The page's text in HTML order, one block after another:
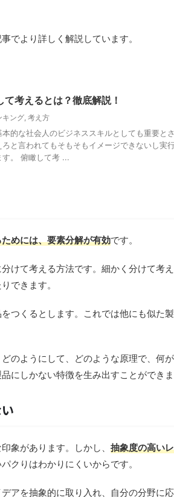
でより詳しく解説しています。
て考えるとは？徹底解説！
キング 考え方
的な社会人のビジネススキルとしても重要とさ
ろと言われてもそもそもイメージできないし実
す。 俯瞰して考 ...
めには、要素分解が有効です。
けて考える方法です。細かく分けて考え
できます。
つくるとします。これでは他にも似た
のようにして、どのような原理で、何
にしかない特徴を生み出すことができま
象があります。しかし、 抽象度の高い
クりはわかりにくいからです。
アを抽象的に取り入れ、自分の分野に